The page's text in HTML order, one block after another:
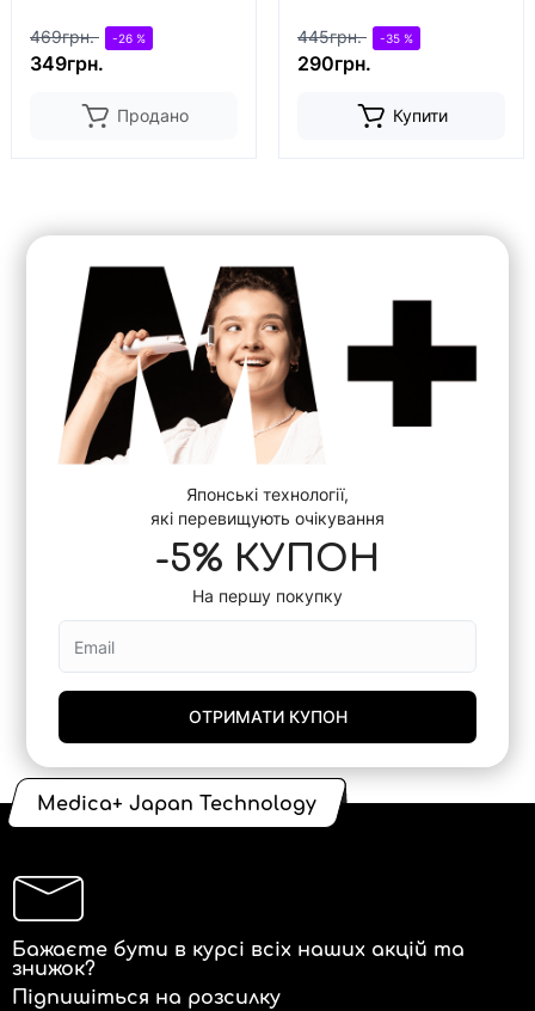
469грн. -26 %
349грн.
Продано
445грн. -35 %
290грн.
Купити
Японські технології,
які перевищують очікування
-5% КУПОН
На першу покупку
ОТРИМАТИ КУПОН
Medica+ Japan Technology
Бажаєте бути в курсі всіх наших акцій та
знижок?
Підпишіться на розсилку